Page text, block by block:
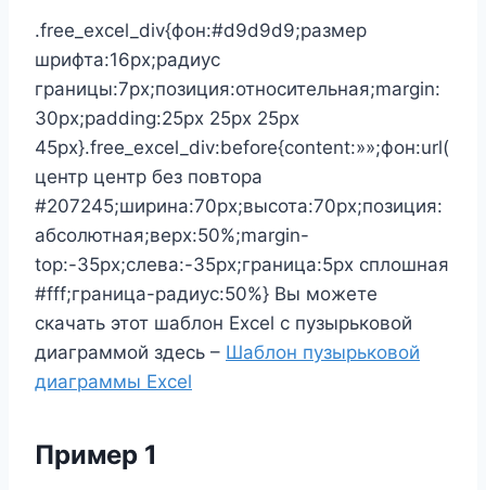
.free_excel_div{фон:#d9d9d9;размер
шрифта:16px;радиус
границы:7px;позиция:относительная;margin:
30px;padding:25px 25px 25px
45px}.free_excel_div:before{content:»»;фон:url(
центр центр без повтора
#207245;ширина:70px;высота:70px;позиция:
абсолютная;верх:50%;margin-
top:-35px;слева:-35px;граница:5px сплошная
#fff;граница-радиус:50%} Вы можете
скачать этот шаблон Excel с пузырьковой
диаграммой здесь – Шаблон пузырьковой
диаграммы Excel
Пример 1